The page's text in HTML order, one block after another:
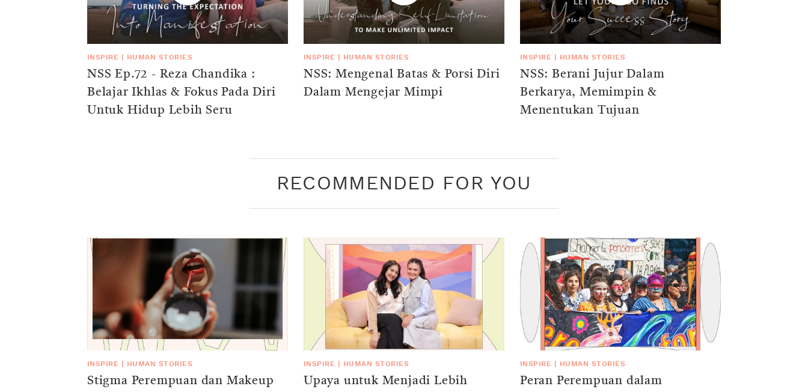
INSPIRE HUMAN STORIES
NSS Ep.72 - Reza Chandika :
Belajar Ikhlas & Fokus Pada Diri
Untuk Hidup Lebih Seru
INSPIRE HUMAN STORIES
NSS: Mengenal Batas & Porsi Diri
Dalam Mengejar Mimpi
INSPIRE HUMAN STORIES
NSS: Berani Jujur Dalam
Berkarya, Memimpin &
Menentukan Tujuan
RECOMMENDED FOR YOU
INSPIRE HUMAN STORIES
Stigma Perempuan dan Makeup
INSPIRE HUMAN STORIES
Upaya untuk Menjadi Lebih
INSPIRE HUMAN STORIES
Peran Perempuan dalam